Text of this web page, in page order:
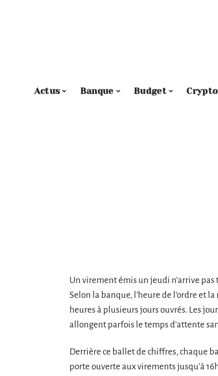
Actus Banque Budget
Un virement émis un jeudi n’arrive
Selon la banque, l’heure de l’ordre et
heures à plusieurs jours ouvrés. Les
allongent parfois le temps d’attente
Derrière ce ballet de chiffres, chaque
porte ouverte aux virements jusqu’à